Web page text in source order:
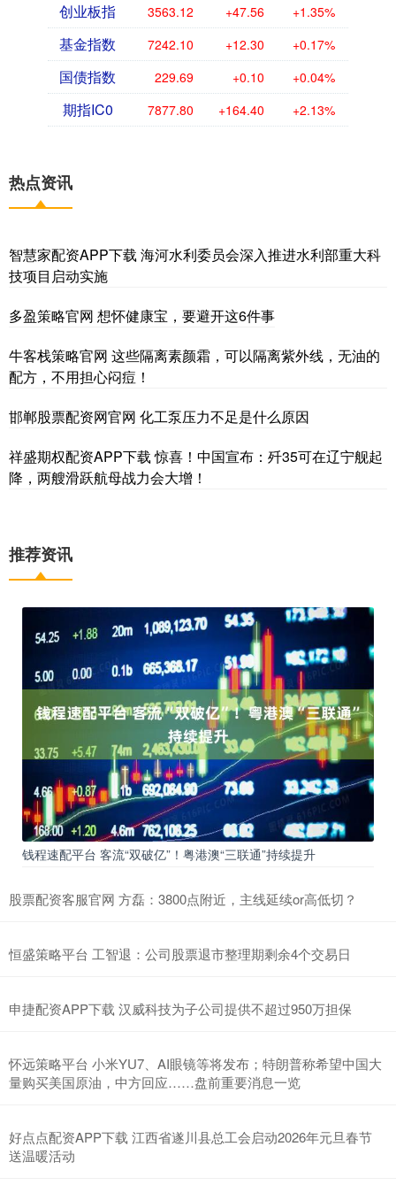
创业板指 3563.12 +47.56 +1.35%
基金指数 7242.10 +12.30 +0.17%
国债指数 229.69 +0.10 +0.04%
期指IC0 7877.80 +164.40 +2.13%
热点资讯
智慧家配资APP下载 海河水利委员会深入推进水利部重大科
技项目启动实施
多盈策略官网 想怀健康宝，要避开这6件事
牛客栈策略官网 这些隔离素颜霜，可以隔离紫外线，无油的
配方，不用担心闷痘！
邯郸股票配资网官网 化工泵压力不足是什么原因
祥盛期权配资APP下载 惊喜！中国宣布：歼35可在辽宁舰起
降，两艘滑跃航母战力会大增！
推荐资讯
钱程速配平台 客流“双破亿”！粤港澳“三联通”持续提升
股票配资客服官网 方磊：3800点附近，主线延续or高低切？
恒盛策略平台 工智退：公司股票退市整理期剩余4个交易日
申捷配资APP下载 汉威科技为子公司提供不超过950万担保
怀远策略平台 小米YU7、AI眼镜等将发布；特朗普称希望中国大
量购买美国原油，中方回应……盘前重要消息一览
好点点配资APP下载 江西省遂川县总工会启动2026年元旦春节
送温暖活动